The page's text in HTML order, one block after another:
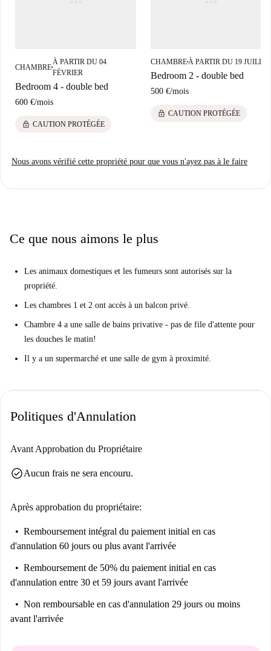
Frocesteria et la Villa di Orazio.
CHAMBRE■
À PARTIR DU 04
FÉVRIER
Bedroom 4 - double bed
600 €/mois
lock CAUTION PROTÉGÉE
CHAMBRE■À PARTIR DU 19 JUILLET
Bedroom 2 - double bed
500 €/mois
lock CAUTION PROTÉGÉE
Nous avons vérifié cette propriété pour que vous n'ayez pas à le faire
Ce que nous aimons le plus
Les animaux domestiques et les fumeurs sont autorisés sur la
propriété.
Les chambres 1 et 2 ont accès à un balcon privé.
Chambre 4 a une salle de bains privative - pas de file d'attente pour
les douches le matin!
Il y a un supermarché et une salle de gym à proximité.
Politiques d'Annulation
Avant Approbation du Propriétaire
check_circleAucun frais ne sera encouru.
Après approbation du propriétaire:
Remboursement intégral du paiement initial en cas
d'annulation 60 jours ou plus avant l'arrivée
Remboursement de 50% du paiement initial en cas
d'annulation entre 30 et 59 jours avant l'arrivée
Non remboursable en cas d'annulation 29 jours ou moins
avant l'arrivée